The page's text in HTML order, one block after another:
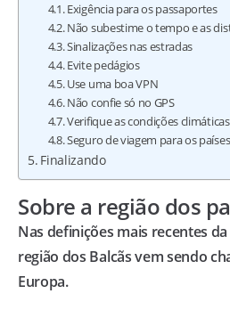
Exigência para os passaportes
Não subestime o tempo e as
Sinalizações nas estradas
Evite pedágios
Use uma boa VPN
Não confie só no GPS
Verifique as condições climáticas
Seguro de viagem para os
Finalizando
Sobre a região dos
Nas definições mais recentes
região dos Balcãs vem sendo
Europa.